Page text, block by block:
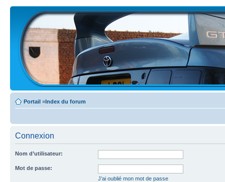
Portail »Index du forum
Connexion
Nom d’utilisateur:
Mot de passe:
J’ai oublié mon mot de passe